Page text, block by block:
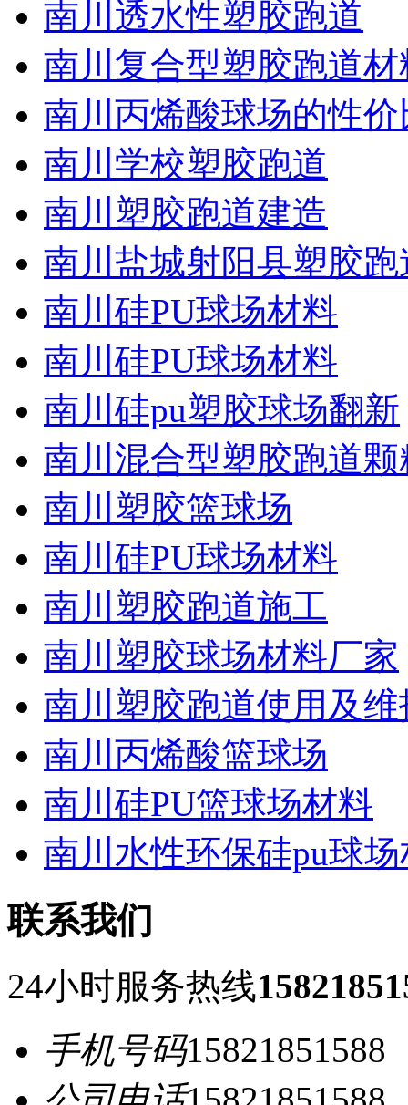
南川透水性塑胶跑道
南川复合型塑胶跑道材
南川丙烯酸球场的性价
南川学校塑胶跑道
南川塑胶跑道建造
南川盐城射阳县塑胶跑
南川硅PU球场材料
南川硅PU球场材料
南川硅pu塑胶球场翻新
南川混合型塑胶跑道颗
南川塑胶篮球场
南川硅PU球场材料
南川塑胶跑道施工
南川塑胶球场材料厂家
南川塑胶跑道使用及维
南川丙烯酸篮球场
南川硅PU篮球场材料
南川水性环保硅pu球
联系我们
24小时服务热线
手机号码15821851588